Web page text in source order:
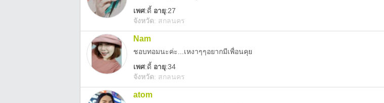
เพศ:ดี้ อายุ:27
จังหวัด: สกลนคร
Nam
ชอบทอมนะค่ะ...เหงาๆๆอยากมีเพื่อนคุย
เพศ:ดี้ อายุ:34
จังหวัด: สกลนคร
atom